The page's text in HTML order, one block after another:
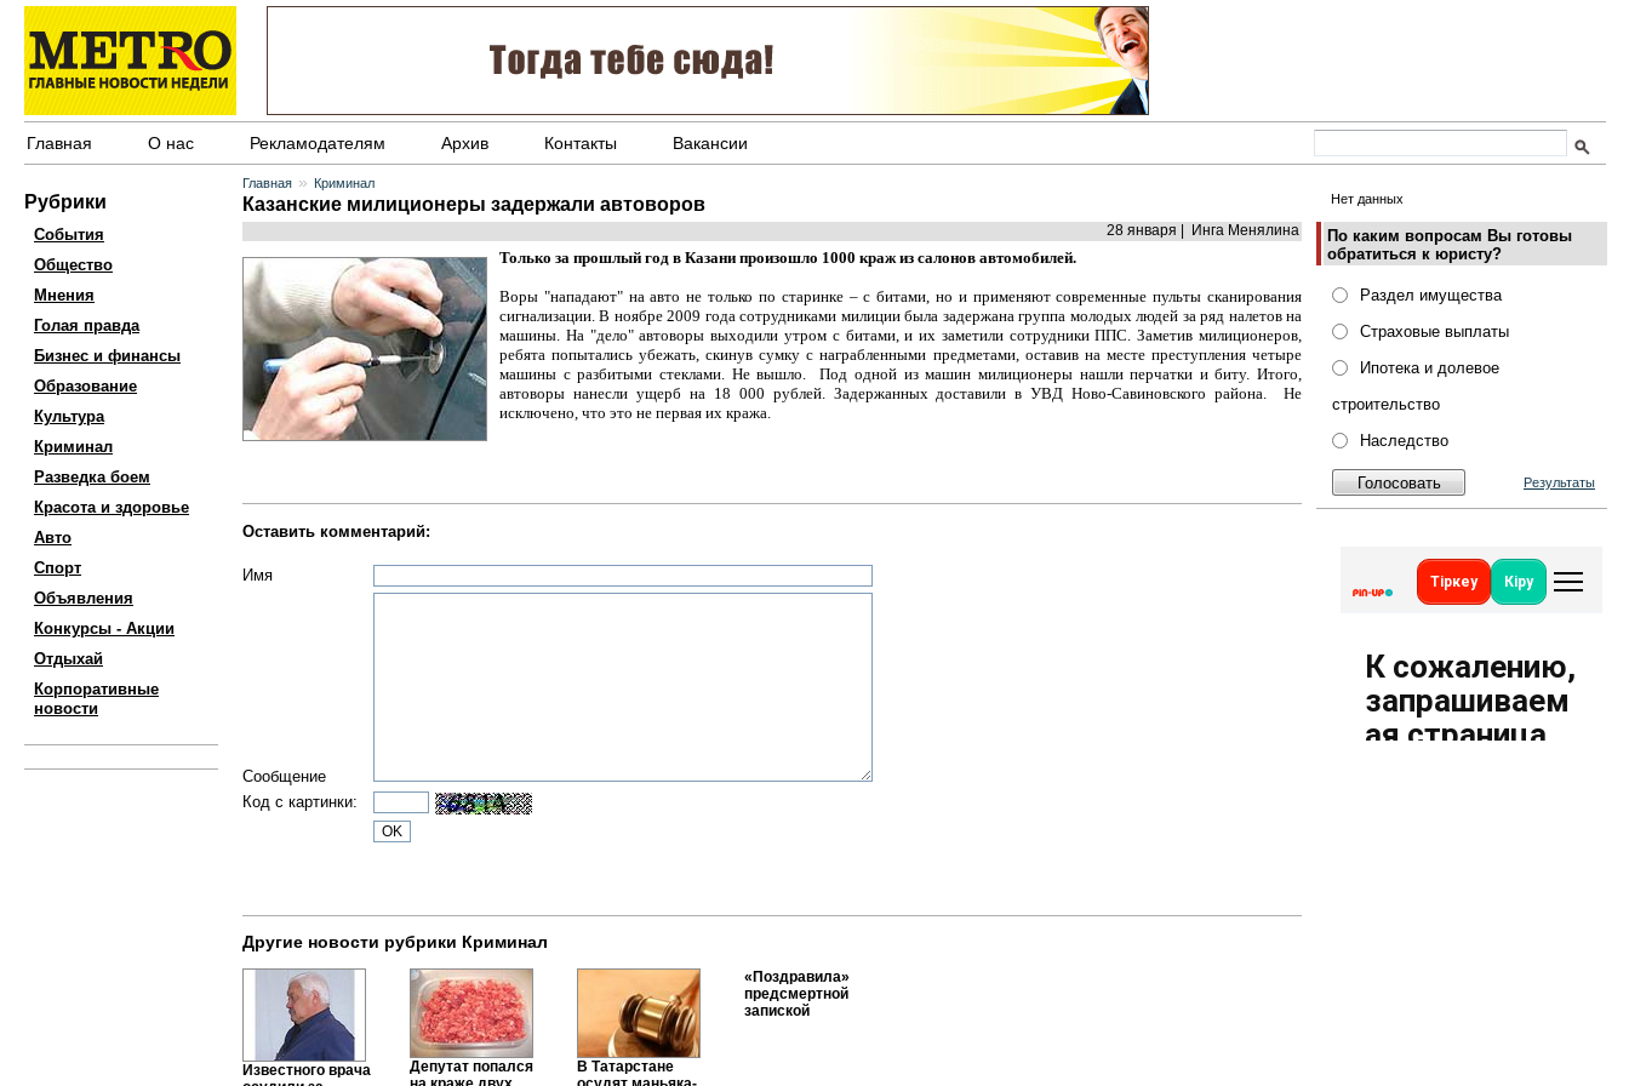
Главная О нас Рекламодателям Архив Контакты Вакансии
Рубрики
События
Общество
Мнения
Голая правда
Бизнес и финансы
Образование
Культура
Криминал
Разведка боем
Красота и здоровье
Авто
Спорт
Объявления
Конкурсы - Акции
Отдыхай
Корпоративные
новости
Нет данных
По каким вопросам Вы готовы
обратиться к юристу?
Раздел имущества
Страховые выплаты
Ипотека и долевое
строительство
Наследство
Результаты
Главная » Криминал
Казанские милиционеры задержали автоворов
28 января | Инга Менялина
Только за прошлый год в Казани произошло 1000 краж из салонов автомобилей.
Воры "нападают" на авто не только по старинке – с битами, но и применяют современные пульты сканирования
сигнализации. В ноябре 2009 года сотрудниками милиции была задержана группа молодых людей за ряд налетов на
машины. На "дело" автоворы выходили утром с битами, и их заметили сотрудники ППС. Заметив милиционеров,
ребята попытались убежать, скинув сумку с награбленными предметами, оставив на месте преступления четыре
машины с разбитыми стеклами. Не вышло. Под одной из машин милиционеры нашли перчатки и биту. Итого,
автоворы нанесли ущерб на 18 000 рублей. Задержанных доставили в УВД Ново-Савиновского района. Не
исключено, что это не первая их кража.
Оставить комментарий:
Имя
Сообщение
Код с картинки:
Другие новости рубрики Криминал
Известного врача
Депутат попался
В Татарстане
«Поздравила»
предсмертной
запиской